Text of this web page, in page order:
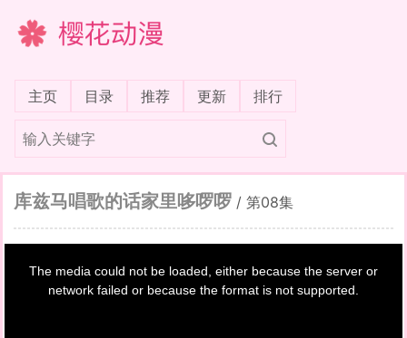
樱花动漫
主页(current)
目录 推荐 更新 排行
库兹马唱歌的话家里哆啰啰 / 第08集